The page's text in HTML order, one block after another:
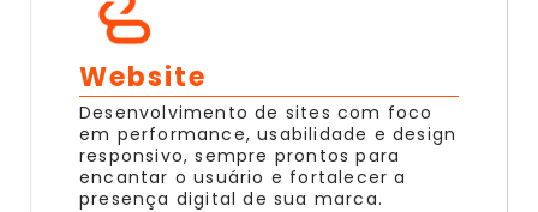
Website
Desenvolvimento de sites com foco
em performance, usabilidade e design
responsivo, sempre prontos para
encantar o usuário e fortalecer a
presença digital de sua marca.